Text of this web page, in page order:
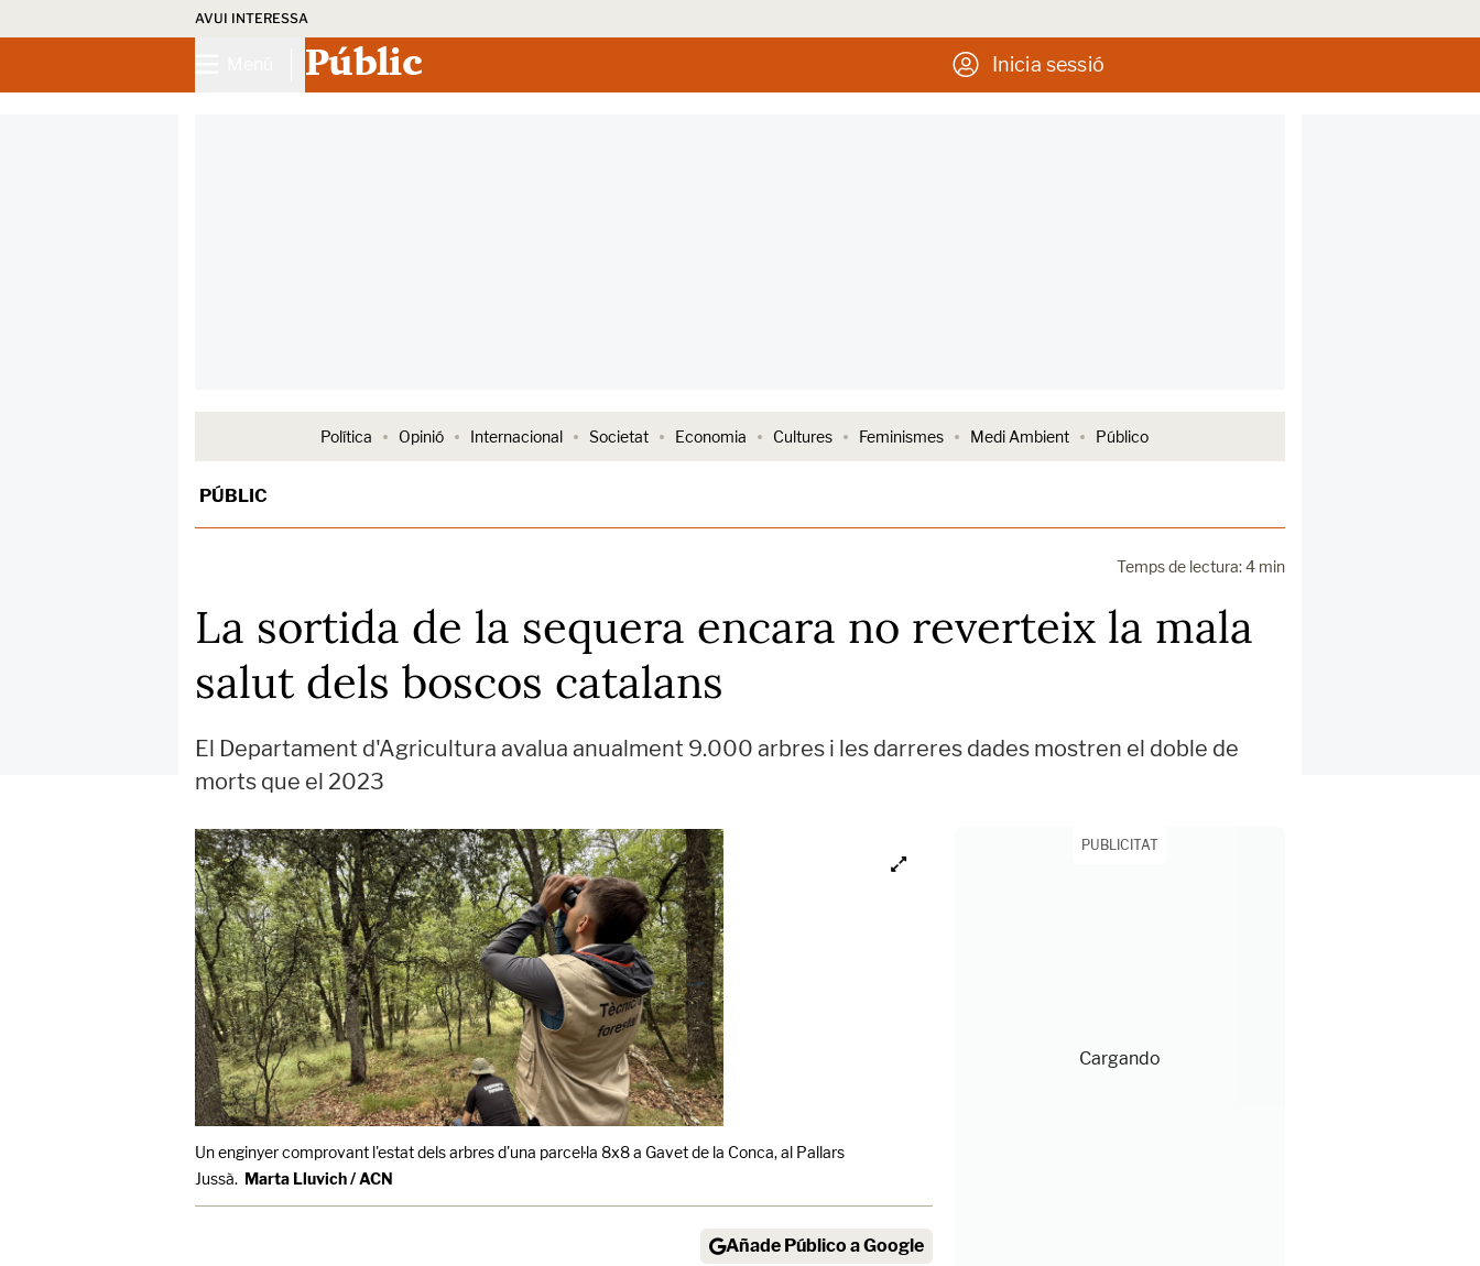
AVUI INTERESSA
Públic Inicia sessió
Política Opinió Internacional Societat Economia Cultures Feminismes Medi Ambient Público
PÚBLIC
Temps de lectura: 4 min
La sortida de la sequera encara no reverteix la mala
salut dels boscos catalans
El Departament d'Agricultura avalua anualment 9.000 arbres i les darreres dades mostren el doble de
morts que el 2023
Un enginyer comprovant l'estat dels arbres d'una parcel·la 8x8 a Gavet de la Conca, al Pallars
Jussà. Marta Lluvich / ACN
Añade Público a Google
PUBLICITAT